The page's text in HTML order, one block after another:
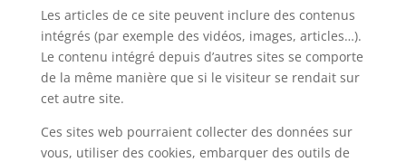
Les articles de ce site peuvent inclure des contenus
intégrés (par exemple des vidéos, images, articles…).
Le contenu intégré depuis d’autres sites se comporte
de la même manière que si le visiteur se rendait sur
cet autre site.
Ces sites web pourraient collecter des données sur
vous, utiliser des cookies, embarquer des outils de